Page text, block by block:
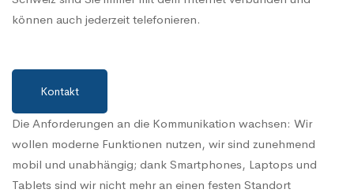
können auch jederzeit telefonieren.
Kontakt
Die Anforderungen an die Kommunikation wachsen: Wir
wollen moderne Funktionen nutzen, wir sind zunehmend
mobil und unabhängig; dank Smartphones, Laptops und
Tablets sind wir nicht mehr an einen festen Standort